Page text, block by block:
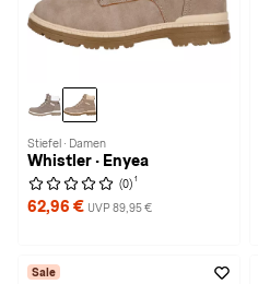
Stiefel · Damen
Whistler · Enyea
(0) 1
62,96 € UVP 89,95 €
Sale